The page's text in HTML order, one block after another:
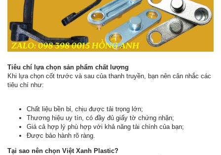
Tiêu chí lựa chọn sản phẩm chất lượng
Khi lựa chọn cốt trước và sau của thanh truyền, bạn nên cân nhắc các
tiêu chí như:
Chất liệu bền bỉ, chịu được tải trọng lớn;
Thương hiệu uy tín, có đầy đủ giấy tờ chứng nhận;
Giá cả hợp lý phù hợp với khả năng tài chính của bạn;
Được bảo hành rõ ràng.
Tại sao nên chọn Việt Xanh Plastic?